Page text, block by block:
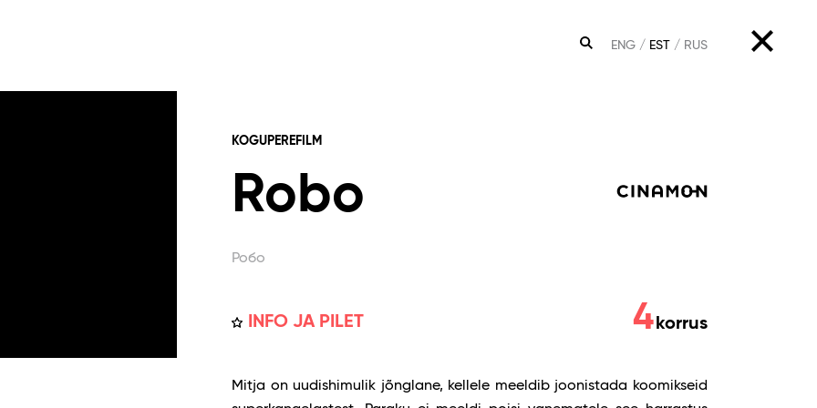
OTSING
ENG EST RUS
KOGUPEREFILM
Robo
Робо
INFO JA PILET 4korrus
Mitja on uudishimulik jõnglane, kellele meeldib joonistada koomikseid